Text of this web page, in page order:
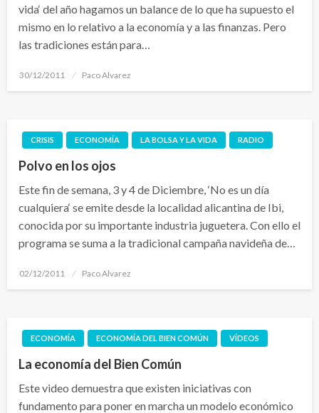
vida‘ del año hagamos un balance de lo que ha supuesto el
mismo en lo relativo a la economía y a las finanzas. Pero
las tradiciones están para…
Publicado
30/12/2011 Paco Alvarez
CRISIS ECONOMÍA LA BOLSA Y LA VIDA RADIO
Polvo en los ojos
Este fin de semana, 3 y 4 de Diciembre, ‘No es un día
cualquiera‘ se emite desde la localidad alicantina de Ibi,
conocida por su importante industria juguetera. Con ello el
programa se suma a la tradicional campaña navideña de…
Publicado
02/12/2011 Paco Alvarez
ECONOMÍA ECONOMÍA DEL BIEN COMÚN VÍDEOS
La economía del Bien Común
Este video demuestra que existen iniciativas con
fundamento para poner en marcha un modelo económico